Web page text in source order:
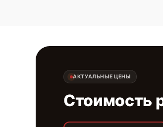
АКТУАЛЬНЫЕ ЦЕНЫ
Стоимость